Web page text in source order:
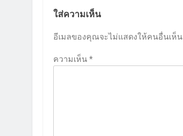
ใส่ความเห็น
อีเมลของคุณจะไม่แสดงให้คนอื่นเห็น
ความเห็น *